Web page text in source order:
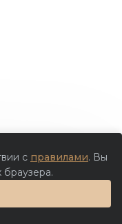
с правилами. Вы
браузера.